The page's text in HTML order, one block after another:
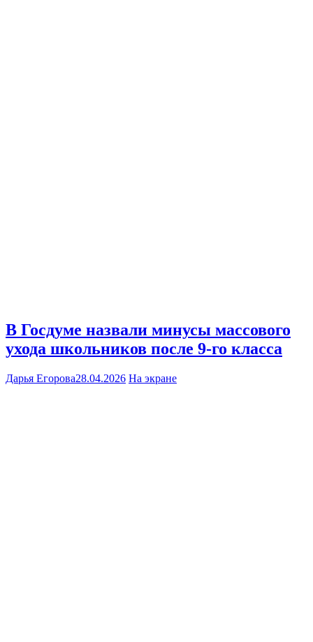
В Госдуме назвали минусы массового
ухода школьников после 9-го класса
Дарья Егорова28.04.2026 На экране